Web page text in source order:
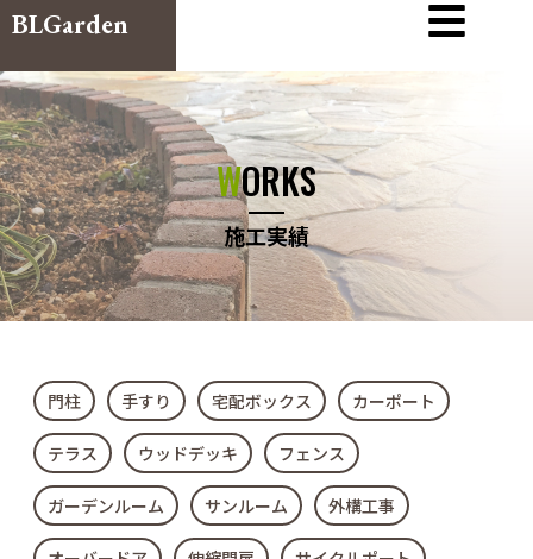
BLGarden
WORKS
施工実績
門柱 手すり 宅配ボックス カーポート
テラス ウッドデッキ フェンス
ガーデンルーム サンルーム 外構工事